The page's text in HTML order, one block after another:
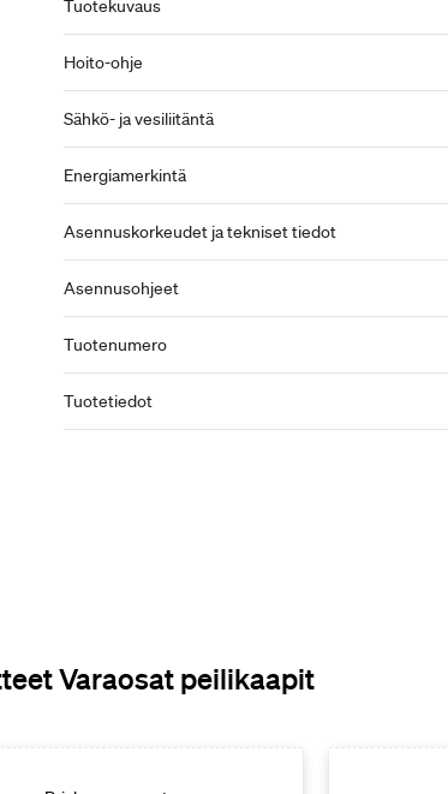
Tuotekuvaus
Hoito-ohje
Sähkö- ja vesiliitäntä
Energiamerkintä
Asennuskorkeudet ja tekniset tiedot
Asennusohjeet
Tuotenumero
Tuotetiedot
Varaosat peilikaapit